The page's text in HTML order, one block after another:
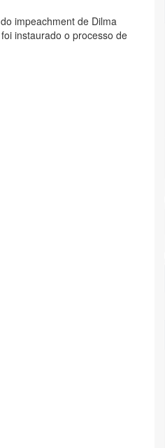
impeachment de Dilma
instaurado o processo de